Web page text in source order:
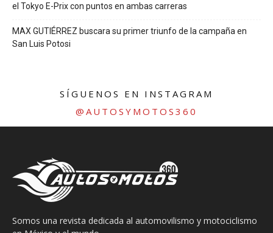
el Tokyo E-Prix con puntos en ambas carreras
MAX GUTIÉRREZ buscara su primer triunfo de la campaña en
San Luis Potosi
SÍGUENOS EN INSTAGRAM
@AUTOSYMOTOS360
Somos una revista dedicada al automovilismo y motociclismo